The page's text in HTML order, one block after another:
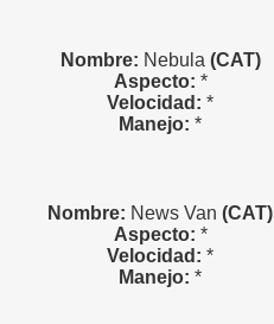
Nombre: Nebula (CAT)
Aspecto: *
Velocidad: *
Manejo: *
Nombre: News Van (CAT)
Aspecto: *
Velocidad: *
Manejo: *